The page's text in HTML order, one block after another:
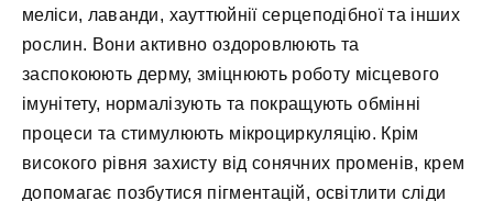
меліси, лаванди, хауттюйнії серцеподібної та інших
рослин. Вони активно оздоровлюють та
заспокоюють дерму, зміцнюють роботу місцевого
імунітету, нормалізують та покращують обмінні
процеси та стимулюють мікроциркуляцію. Крім
високого рівня захисту від сонячних променів, крем
допомагає позбутися пігментацій, освітлити сліди